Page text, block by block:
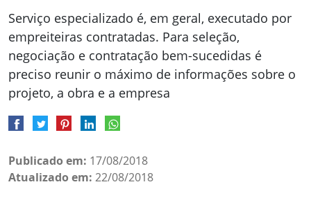
Serviço especializado é, em geral, executado por
empreiteiras contratadas. Para seleção,
negociação e contratação bem-sucedidas é
preciso reunir o máximo de informações sobre o
projeto, a obra e a empresa
Publicado em: 17/08/2018
Atualizado em: 22/08/2018